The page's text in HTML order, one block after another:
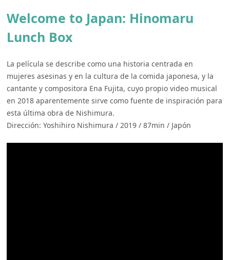
Welcome to Japan: Hinomaru
Lunch Box
La película se describe como una historia centrada en
mujeres asesinas y en la cultura de la comida japonesa, y la
cantante y compositora Ena Fujita, cuyo propio video musical
en 2018 aparentemente sirve como fuente de inspiración para
esta última obra de Nishimura.
Dirección: Yoshihiro Nishimura / 2019 / 87min / Japón